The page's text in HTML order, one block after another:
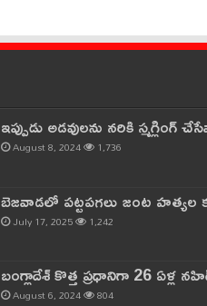
ఇప్పుడు అడవులను నరికి
August 8, 2024 1,736
బెజవాడలో పట్టపగలు జంట
July 17, 2025 1,242
బంగ్లాదేశ్ కొత్త ప్రధానిగా 26 ఏళ్ల
August 6, 2024 804